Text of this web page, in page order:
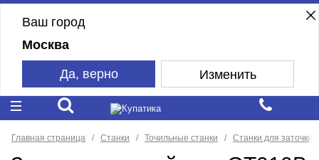
Ваш город
Москва
Да, верно Изменить
Главная страница Станки Точильные станки Станки для заточки